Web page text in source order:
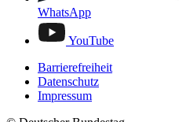
WhatsApp
YouTube
Barrierefreiheit
Datenschutz
Impressum